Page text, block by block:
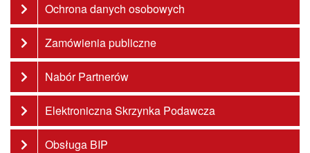
Ochrona danych osobowych
Zamówienia publiczne
Nabór Partnerów
Elektroniczna Skrzynka Podawcza
Obsługa BIP